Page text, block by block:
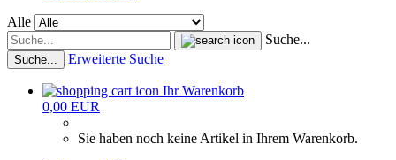
Alle
Suche...
Suche... Erweiterte Suche
Ihr Warenkorb
0,00 EUR
Sie haben noch keine Artikel in Ihrem Warenkorb.